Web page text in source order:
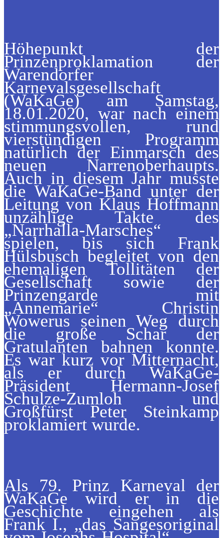
Höhepunkt der
Prinzenproklamation der
Warendorfer
Karnevalsgesellschaft
(WaKaGe) am Samstag,
18.01.2020, war nach einem
stimmungsvollen, rund
vierstündigen Programm
natürlich der Einmarsch des
neuen Narrenoberhaupts.
Auch in diesem Jahr musste
die WaKaGe-Band unter der
Leitung von Klaus Hoffmann
unzählige Takte des
„Narrhalla-Marsches“
spielen, bis sich Frank
Hülsbusch begleitet von den
ehemaligen Tollitäten der
Gesellschaft sowie der
Prinzengarde mit
„Annemarie“ Christin
Wowerus seinen Weg durch
die große Schar der
Gratulanten bahnen konnte.
Es war kurz vor Mitternacht,
als er durch WaKaGe-
Präsident Hermann-Josef
Schulze-Zumloh und
Großfürst Peter Steinkamp
proklamiert wurde.
Als 79. Prinz Karneval der
WaKaGe wird er in die
Geschichte eingehen als
Frank I., „das Sangesoriginal